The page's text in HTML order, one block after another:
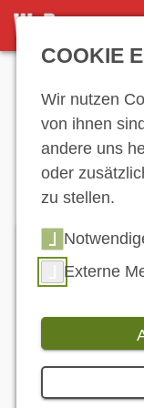
News
COOKIE
Wir nutzen
von ihnen
andere uns
oder
zu stellen.
Externe